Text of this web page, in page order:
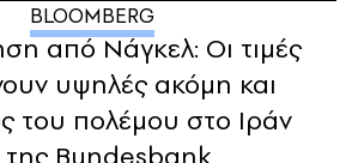
BLOOMBERG
από Νάγκελ: Οι τιμές
υψηλές ακόμη και
του πολέμου στο Ιράν